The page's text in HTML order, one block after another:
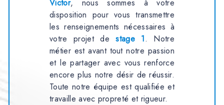
Victor, nous sommes à votre
disposition pour vous transmettre
les renseignements nécessaires à
votre projet destage 1. Notre
métier est avant tout notre passion
et le partager avec vous renforce
encore plus notre désir de réussir.
Toute notre équipe est qualifiée et
travaille avec propreté et rigueur.